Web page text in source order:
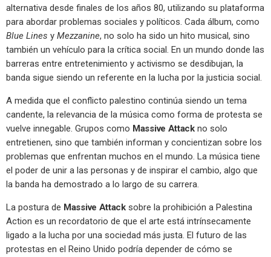
alternativa desde finales de los años 80, utilizando su plataforma
para abordar problemas sociales y políticos. Cada álbum, como
Blue Lines y Mezzanine, no solo ha sido un hito musical, sino
también un vehículo para la crítica social. En un mundo donde las
barreras entre entretenimiento y activismo se desdibujan, la
banda sigue siendo un referente en la lucha por la justicia social.
A medida que el conflicto palestino continúa siendo un tema
candente, la relevancia de la música como forma de protesta se
vuelve innegable. Grupos como Massive Attackno solo
entretienen, sino que también informan y concientizan sobre los
problemas que enfrentan muchos en el mundo. La música tiene
el poder de unir a las personas y de inspirar el cambio, algo que
la banda ha demostrado a lo largo de su carrera.
La postura de Massive Attacksobre la prohibición a Palestina
Action es un recordatorio de que el arte está intrínsecamente
ligado a la lucha por una sociedad más justa. El futuro de las
protestas en el Reino Unido podría depender de cómo se